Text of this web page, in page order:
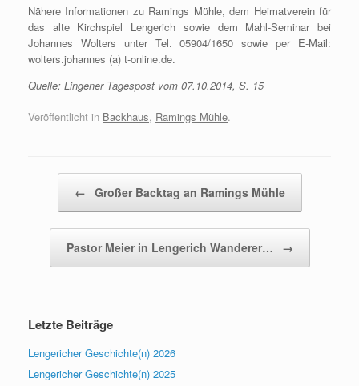
Nähere Informationen zu Ramings Mühle, dem Heimatverein für
das alte Kirchspiel Lengerich sowie dem Mahl-Seminar bei
Johannes Wolters unter Tel. 05904/1650 sowie per E-Mail:
wolters.johannes (a) t-online.de.
Quelle: Lingener Tagespost vom 07.10.2014, S. 15
Veröffentlicht in Backhaus, Ramings Mühle.
← Großer Backtag an Ramings Mühle
Pastor Meier in Lengerich Wanderer… →
Letzte Beiträge
Lengericher Geschichte(n) 2026
Lengericher Geschichte(n) 2025